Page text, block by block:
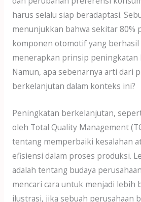
harus selalu siap beradaptasi.
menunjukkan bahwa sekitar 80%
komponen otomotif yang berhasil
menerapkan prinsip peningkatan
Namun, apa sebenarnya arti dari
berkelanjutan dalam konteks ini?
Peningkatan berkelanjutan,
oleh Total Quality Management
tentang memperbaiki kesalahan
efisiensi dalam proses produksi.
adalah tentang budaya
mencari cara untuk menjadi lebih
ilustrasi, jika sebuah perusahaan